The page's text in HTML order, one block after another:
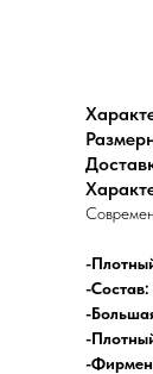
-
-Состав:
-
-
-